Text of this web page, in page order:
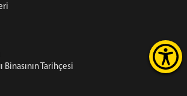
Binasının Tarihçesi